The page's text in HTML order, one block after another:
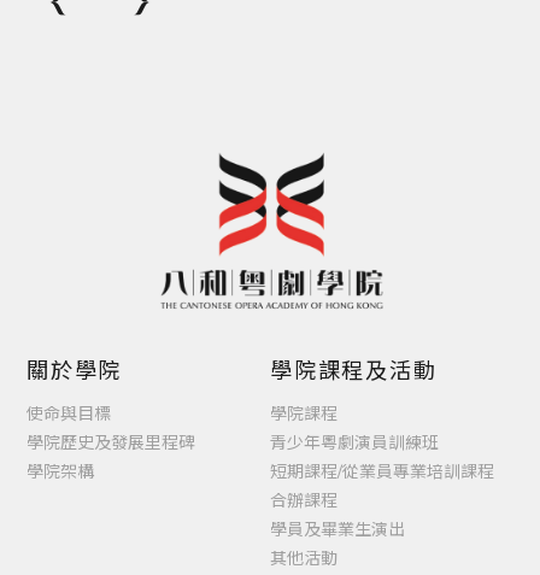
關於學院
使命與目標
學院歷史及發展里程碑
學院架構
學院課程及活動
學院課程
青少年粵劇演員訓練班
短期課程/從業員專業培訓課程
合辦課程
學員及畢業生演出
其他活動